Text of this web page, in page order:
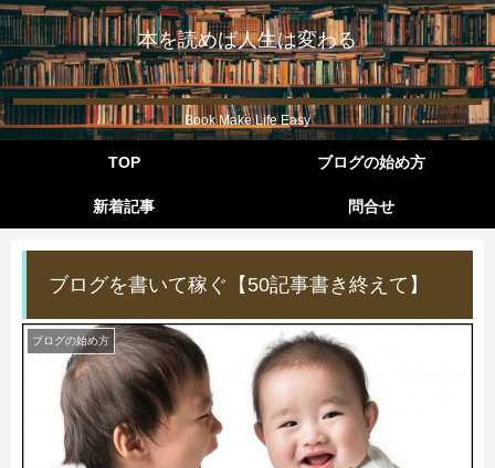
本を読めば人生は変わる
Book Make Life Easy
TOP ブログの始め方
新着記事 問合せ
ブログを書いて稼ぐ【50記事書き終えて】
ブログの始め方